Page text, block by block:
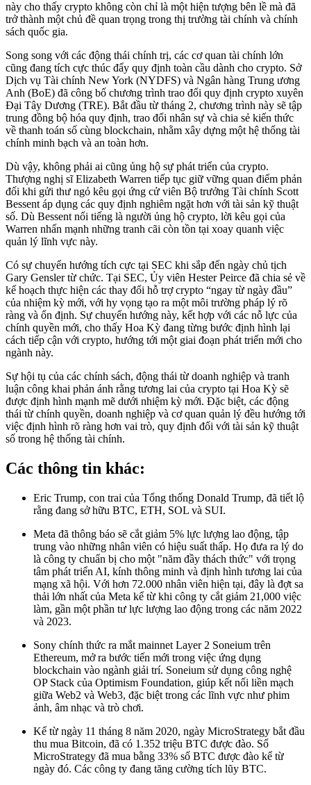
này cho thấy crypto không còn chỉ là một hiện tượng bên lề mà đã
trở thành một chủ đề quan trọng trong thị trường tài chính và chính
sách quốc gia.
Song song với các động thái chính trị, các cơ quan tài chính lớn
cũng đang tích cực thúc đẩy quy định toàn cầu dành cho crypto. Sở
Dịch vụ Tài chính New York (NYDFS) và Ngân hàng Trung ương
Anh (BoE) đã công bố chương trình trao đổi quy định crypto xuyên
Đại Tây Dương (TRE). Bắt đầu từ tháng 2, chương trình này sẽ tập
trung đồng bộ hóa quy định, trao đổi nhân sự và chia sẻ kiến thức
về thanh toán số cùng blockchain, nhằm xây dựng một hệ thống tài
chính minh bạch và an toàn hơn.
Dù vậy, không phải ai cũng ủng hộ sự phát triển của crypto.
Thượng nghị sĩ Elizabeth Warren tiếp tục giữ vững quan điểm phản
đối khi gửi thư ngỏ kêu gọi ứng cử viên Bộ trưởng Tài chính Scott
Bessent áp dụng các quy định nghiêm ngặt hơn với tài sản kỹ thuật
số. Dù Bessent nổi tiếng là người ủng hộ crypto, lời kêu gọi của
Warren nhấn mạnh những tranh cãi còn tồn tại xoay quanh việc
quản lý lĩnh vực này.
Có sự chuyển hướng tích cực tại SEC khi sắp đến ngày chủ tịch
Gary Gensler từ chức. Tại SEC, Ủy viên Hester Peirce đã chia sẻ về
kế hoạch thực hiện các thay đổi hỗ trợ crypto “ngay từ ngày đầu”
của nhiệm kỳ mới, với hy vọng tạo ra một môi trường pháp lý rõ
ràng và ổn định. Sự chuyển hướng này, kết hợp với các nỗ lực của
chính quyền mới, cho thấy Hoa Kỳ đang từng bước định hình lại
cách tiếp cận với crypto, hướng tới một giai đoạn phát triển mới cho
ngành này.
Sự hội tụ của các chính sách, động thái từ doanh nghiệp và tranh
luận công khai phản ánh rằng tương lai của crypto tại Hoa Kỳ sẽ
được định hình mạnh mẽ dưới nhiệm kỳ mới. Đặc biệt, các động
thái từ chính quyền, doanh nghiệp và cơ quan quản lý đều hướng tới
việc định hình rõ ràng hơn vai trò, quy định đối với tài sản kỹ thuật
số trong hệ thống tài chính.
Các thông tin khác:
Eric Trump, con trai của Tổng thống Donald Trump, đã tiết lộ
rằng đang sở hữu BTC, ETH, SOL và SUI.
Meta đã thông báo sẽ cắt giảm 5% lực lượng lao động, tập
trung vào những nhân viên có hiệu suất thấp. Họ đưa ra lý do
là công ty chuẩn bị cho một "năm đầy thách thức" với trọng
tâm phát triển AI, kính thông minh và định hình tương lai của
mạng xã hội. Với hơn 72.000 nhân viên hiện tại, đây là đợt sa
thải lớn nhất của Meta kể từ khi công ty cắt giảm 21,000 việc
làm, gần một phần tư lực lượng lao động trong các năm 2022
và 2023.
Sony chính thức ra mắt mainnet Layer 2 Soneium trên
Ethereum, mở ra bước tiến mới trong việc ứng dụng
blockchain vào ngành giải trí. Soneium sử dụng công nghệ
OP Stack của Optimism Foundation, giúp kết nối liền mạch
giữa Web2 và Web3, đặc biệt trong các lĩnh vực như phim
ảnh, âm nhạc và trò chơi.
Kể từ ngày 11 tháng 8 năm 2020, ngày MicroStrategy bắt đầu
thu mua Bitcoin, đã có 1.352 triệu BTC được đào. Số
MicroStrategy đã mua bằng 33% số BTC được đào kể từ
ngày đó. Các công ty đang tăng cường tích lũy BTC.